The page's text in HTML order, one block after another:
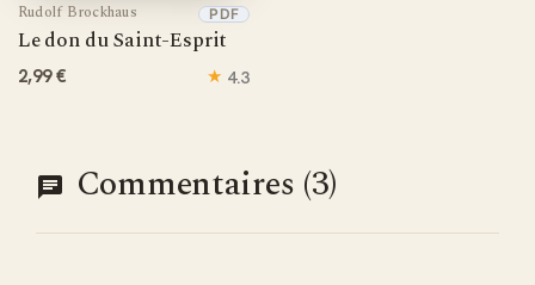
Rudolf Brockhaus
Le don du Saint-Esprit
PDF
2,99 € ★ 4.3
Commentaires (3)